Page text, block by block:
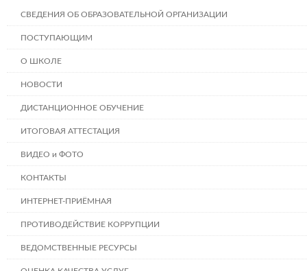
СВЕДЕНИЯ ОБ ОБРАЗОВАТЕЛЬНОЙ ОРГАНИЗАЦИИ
ПОСТУПАЮЩИМ
О ШКОЛЕ
НОВОСТИ
ДИСТАНЦИОННОЕ ОБУЧЕНИЕ
ИТОГОВАЯ АТТЕСТАЦИЯ
ВИДЕО и ФОТО
КОНТАКТЫ
ИНТЕРНЕТ-ПРИЁМНАЯ
ПРОТИВОДЕЙСТВИЕ КОРРУПЦИИ
ВЕДОМСТВЕННЫЕ РЕСУРСЫ